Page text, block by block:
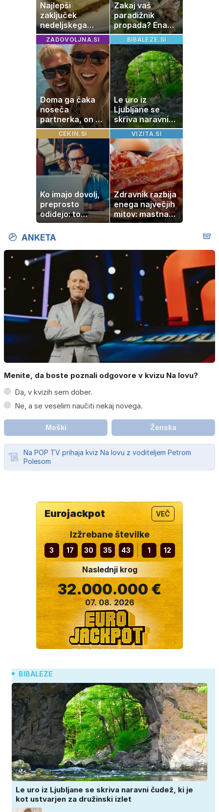
Najlepši
zaključek
nedeljskega
kosila: 8 sladic
brez peke, ki se
jih vsi veselijo
Zakaj vaš
paradižnik
propada? Ena
napaka lahko
uniči rastline –
tako jih rešite
ZADOVOLJNA.SI
Doma ga čaka
noseča
partnerka, on pa
dopustuje z
drugo
BIBALEZE.SI
Le uro iz
Ljubljane se
skriva naravni
čudež, ki je kot
ustvarjen za
družinski izlet
CEKIN.SI
Ko imajo dovolj,
preprosto
odidejo: to
znamenje
najpogosteje da
odpoved
VIZITA.SI
Zdravnik razbija
enega največjih
mitov: mastna
jetra ne
zaradi živila, ki
ga imamo vsi
radi
ANKETA
Menite, da boste poznali odgovore v kvizu Na lovu?
Da, v kvizih sem dober.
Ne, a se veselim naučiti nekaj novega.
Moški Ženska
Na POP TV prihaja kviz Na lovu z voditeljem Petrom
Polesom
Eurojackpot VEČ
Izžrebane številke
3 17 30 35 43 1 12
Naslednji krog
32.000.000 €
07. 08. 2026
BIBALEZE
Le uro iz Ljubljane se skriva naravni čudež, ki je
kot ustvarjen za družinski izlet